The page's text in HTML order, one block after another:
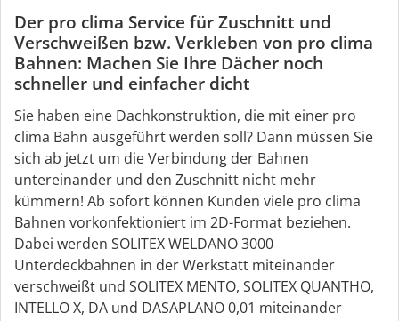
Der pro clima Service für Zuschnitt und
Verschweißen bzw. Verkleben von pro clima
Bahnen: Machen Sie Ihre Dächer noch
schneller und einfacher dicht
Sie haben eine Dachkonstruktion, die mit einer pro
clima Bahn ausgeführt werden soll? Dann müssen Sie
sich ab jetzt um die Verbindung der Bahnen
untereinander und den Zuschnitt nicht mehr
kümmern! Ab sofort können Kunden viele pro clima
Bahnen vorkonfektioniert im 2D-Format beziehen.
Dabei werden SOLITEX WELDANO 3000
Unterdeckbahnen in der Werkstatt miteinander
verschweißt und SOLITEX MENTO, SOLITEX QUANTHO,
INTELLO X, DA und DASAPLANO 0,01 miteinander